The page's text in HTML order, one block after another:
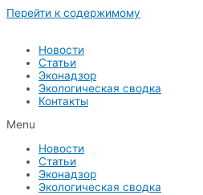
Перейти к содержимому
Новости
Статьи
Эконадзор
Экологическая сводка
Контакты
Menu
Новости
Статьи
Эконадзор
Экологическая сводка